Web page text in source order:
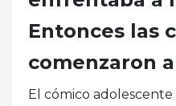
Entonces las
comenzaron
El cómico